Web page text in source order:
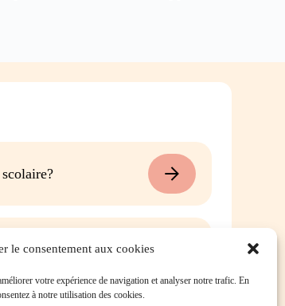
le consentement aux cookies
votre expérience de navigation et analyser notre trafic. En
à notre utilisation des cookies.
de